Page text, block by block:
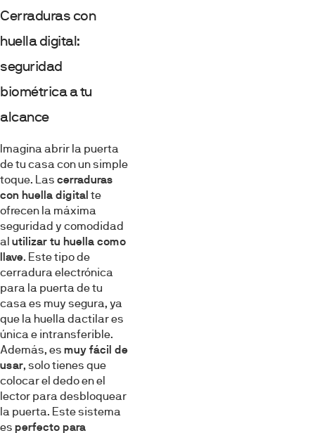
Cerraduras con
huella digital:
seguridad
biométrica a tu
alcance
Imagina abrir la puerta
de tu casa con un simple
toque. Las cerraduras
con huella digital te
ofrecen la máxima
seguridad y comodidad
al utilizar tu huella como
llave. Este tipo de
cerradura electrónica
para la puerta de tu
casa es muy segura, ya
que la huella dactilar es
única e intransferible.
Además, es muy fácil de
usar, solo tienes que
colocar el dedo en el
lector para desbloquear
la puerta. Este sistema
es perfecto para